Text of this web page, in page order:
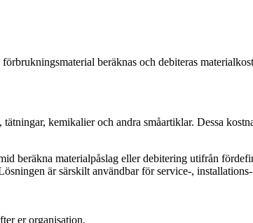
beräknas och debiteras
kemikalier och andra småartiklar. Dessa
beräkna materialpåslag eller debitering utifrån
är särskilt användbar för service-,
er organisation.